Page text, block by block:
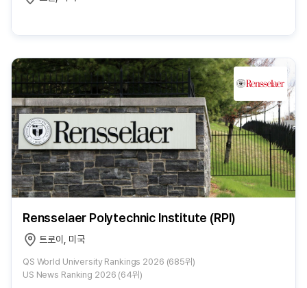
Rensselaer Polytechnic Institute (RPI)
트로이, 미국
QS World University Rankings 2026 (685위)
US News Ranking 2026 (64위)